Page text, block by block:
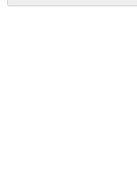
５．個人情報に関す